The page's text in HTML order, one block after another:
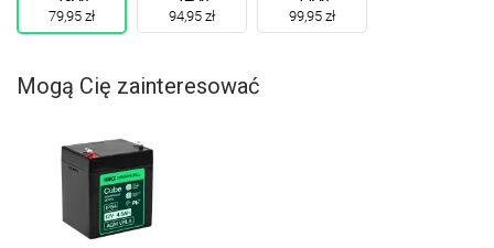
79,95 zł
94,95 zł
99,95 zł
Mogą Cię zainteresować